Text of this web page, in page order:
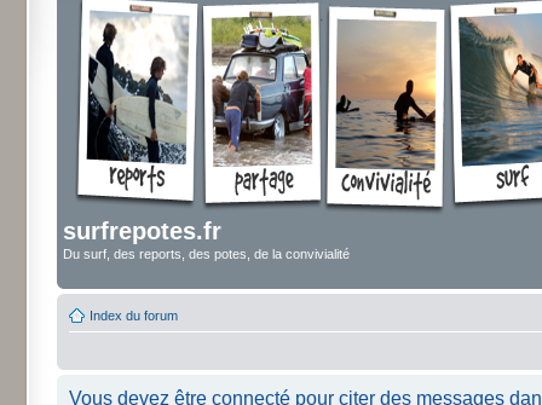
surfrepotes.fr
Du surf, des reports, des potes, de la convivialité
Index du forum
Vous devez être connecté pour citer des messages